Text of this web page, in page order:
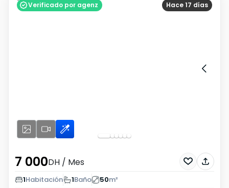
Hace 17 días
Verificado por agenz
7 000DH / Mes
1Habitación 1Baño 50m²